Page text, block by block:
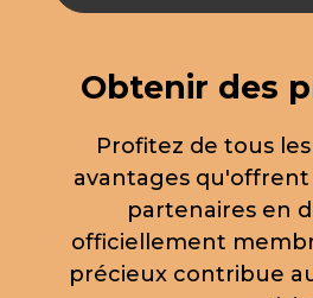
Obtenir des
Profitez de tous
avantages qu'offrent
partenaires en
officiellement
précieux contribue